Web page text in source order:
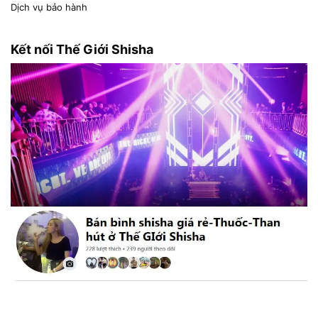
Dịch vụ bảo hành
Kết nối Thế Giới Shisha